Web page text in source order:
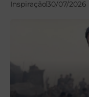
Inspiração30/07/2026